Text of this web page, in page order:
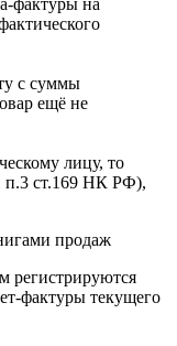
фактуры на
с суммы
ещё не
лицу, то
п.3 ст.169 НК РФ),
продаж
регистрируются
фактуры текущего